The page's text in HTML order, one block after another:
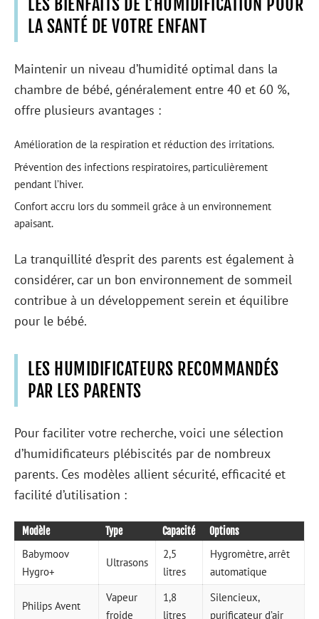
LES BIENFAITS DE L’HUMIDIFICATION POUR
LA SANTÉ DE VOTRE ENFANT
Maintenir un niveau d’humidité optimal dans la
chambre de bébé, généralement entre 40 et 60 %,
offre plusieurs avantages :
Amélioration de la respiration et réduction des irritations.
Prévention des infections respiratoires, particulièrement
pendant l’hiver.
Confort accru lors du sommeil grâce à un environnement
apaisant.
La tranquillité d’esprit des parents est également à
considérer, car un bon environnement de sommeil
contribue à un développement serein et équilibre
pour le bébé.
LES HUMIDIFICATEURS RECOMMANDÉS
PAR LES PARENTS
Pour faciliter votre recherche, voici une sélection
d’humidificateurs plébiscités par de nombreux
parents. Ces modèles allient sécurité, efficacité et
facilité d’utilisation :
Modèle Type Capacité Options
Babymoov
Hygro+
Ultrasons
2,5
litres
Hygromètre, arrêt
automatique
Philips Avent
Vapeur
froide
1,8
litres
Silencieux,
purificateur d’air